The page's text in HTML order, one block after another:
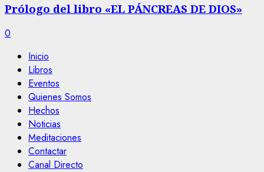
Prólogo del libro «EL PÁNCREAS DE DIOS»
0
Inicio
Libros
Eventos
Quienes Somos
Hechos
Noticias
Meditaciones
Contactar
Canal Directo